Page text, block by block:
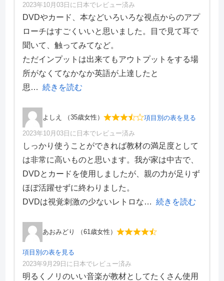
項目別評価
価格・料金
3
学習効果
サポート体制
4
デザイン性
3
2023年10月03日に日本でレビュー済み
DVDやカード、本などいろいろな視点からのアプ
ローチはすごくいいと思いました。目で見て耳で
聞いて、触ってみてなど。
ただインプットは出来てもアウトプットをする場
所がなくてなかなか英語が上達したと
思
続きを読む
よしえ （35歳女性） 項目別の表を見る
項目別評価
価格・料金
4
学習効果
2
サポート体制
4
デザイン性
3
2023年10月03日に日本でレビュー済み
しっかり使うことができれば教材の満足度として
は非常に高いものと思います。我が家は中古で、
DVDとカードを使用しましたが、親の力が足りず
ほぼ活躍せずに終わりました。
DVDは視覚刺激の少ないレトロな
続きを読む
あおみどり （61歳女性）
項目別の表を見る
項目別評価
2023年9月29日に日本でレビュー済み
明るくノリのいい音楽が教材としてたくさん使用